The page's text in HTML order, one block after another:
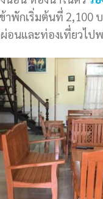
าพักเริ่มต้นที่ 2,100
อนและท่องเที่ยวไป